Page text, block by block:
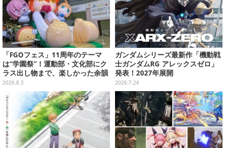
「FGOフェス」11周年のテーマ
は“学園祭”！運動部・文化部にク
ラス出し物まで、楽しかった余韻
が残る思い出を写真たっぷりでお
届け【写真180枚】
2026.8.3
ガンダムシリーズ最新作「機動戦
士ガンダムRG アレックスゼロ」
発表！2027年展開
2026.7.24